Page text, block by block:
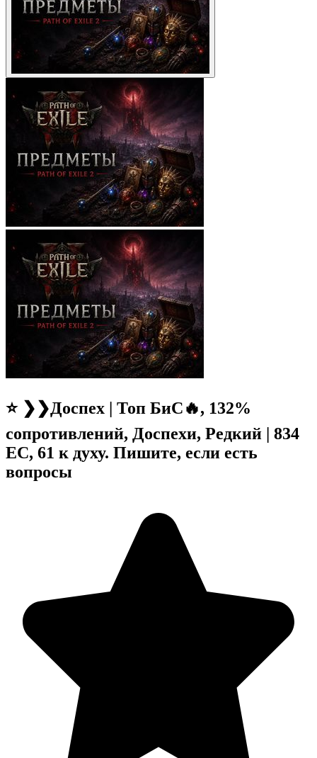
⭐ ❯❯Доспех | Топ БиС🔥, 132%
сопротивлений, Доспехи, Редкий | 834
EC, 61 к духу. Пишите, если есть
вопросы